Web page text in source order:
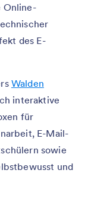
Online-
des E-
Walden
interaktive
für
E-Mail-
sowie
und